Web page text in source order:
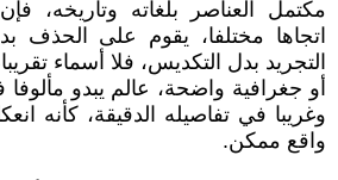
مكتمل العناصر بلغاته وتاريخه،
اتجاها مختلفا، يقوم على الحذف
التجريد بدل التكديس، فلا أسماء
أو جغرافية واضحة، عالم يبدو
وغريبا في تفاصيله الدقيقة، كأنه
واقع ممكن.